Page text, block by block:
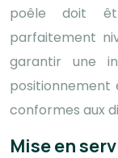
poêle doit
parfaitement
garantir une
positionnement
conformes aux
Mise en